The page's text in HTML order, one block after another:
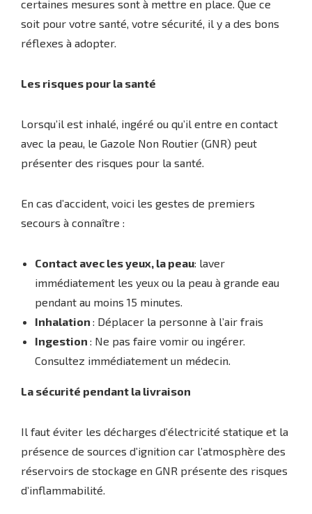
certaines mesures sont à mettre en place. Que ce
soit pour votre santé, votre sécurité, il y a des bons
réflexes à adopter.
Les risques pour la santé
Lorsqu’il est inhalé, ingéré ou qu’il entre en contact
avec la peau, le Gazole Non Routier (GNR) peut
présenter des risques pour la santé.
En cas d’accident, voici les gestes de premiers
secours à connaître :
Contact avec les yeux, la peau: laver
immédiatement les yeux ou la peau à grande eau
pendant au moins 15 minutes.
Inhalation : Déplacer la personne à l’air frais
Ingestion : Ne pas faire vomir ou ingérer.
Consultez immédiatement un médecin.
La sécurité pendant la livraison
Il faut éviter les décharges d’électricité statique et la
présence de sources d’ignition car l’atmosphère des
réservoirs de stockage en GNR présente des risques
d’inflammabilité.